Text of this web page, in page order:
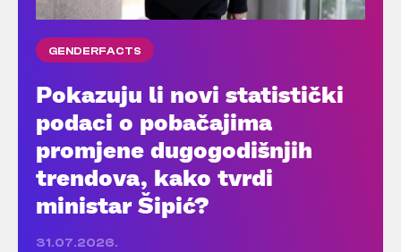
GENDERFACTS
Pokazuju li novi statistički
podaci o pobačajima
promjene dugogodišnjih
trendova, kako tvrdi
ministar Šipić?
31.07.2026.